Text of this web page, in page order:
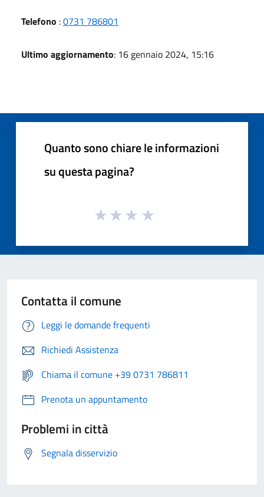
Telefono :0731 786801
Ultimo aggiornamento: 16 gennaio 2024, 15:16
Quanto sono chiare le informazioni
su questa pagina?
Contatta il comune
Leggi le domande frequenti
Richiedi Assistenza
Chiama il comune +39 0731 786811
Prenota un appuntamento
Problemi in città
Segnala disservizio